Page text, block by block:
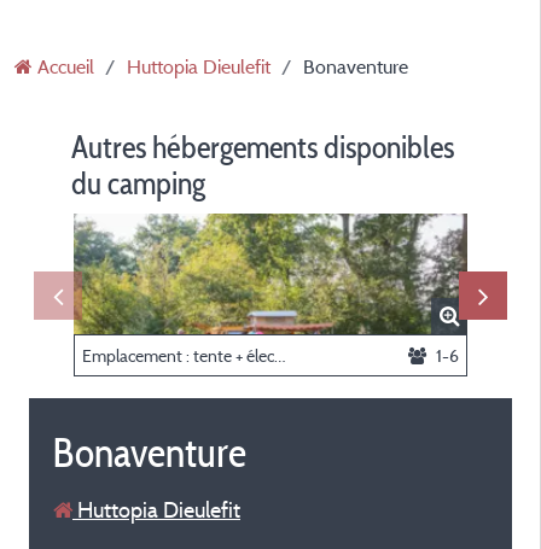
Accueil Huttopia Dieulefit Bonaventure
Autres hébergements disponibles
du camping
1-6
Bonaventure
Huttopia Dieulefit